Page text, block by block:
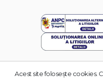
Acest site foloseşte cookies.